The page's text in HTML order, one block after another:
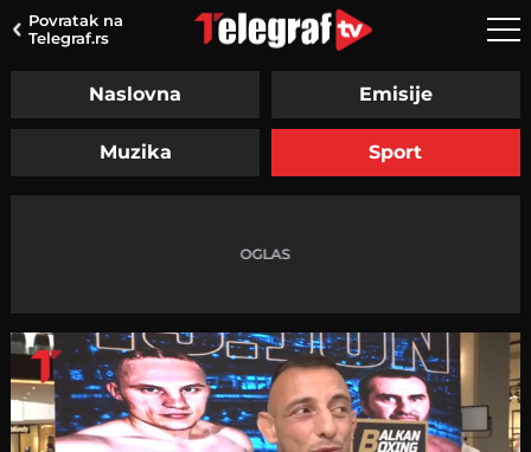
Povratak na
Telegraf.rs
Naslovna Emisije
Muzika Sport